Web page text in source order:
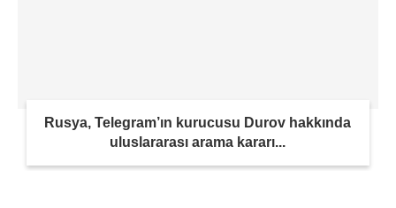
Rusya, Telegram’ın kurucusu Durov hakkında
uluslararası arama kararı...